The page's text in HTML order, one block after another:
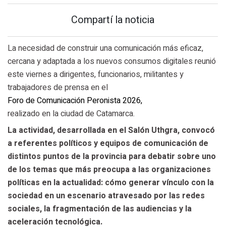
Compartí la noticia
La necesidad de construir una comunicación más eficaz,
cercana y adaptada a los nuevos consumos digitales reunió
este viernes a dirigentes, funcionarios, militantes y
trabajadores de prensa en el
Foro de Comunicación Peronista 2026,
realizado en la ciudad de Catamarca.
La actividad, desarrollada en el Salón Uthgra, convocó
a referentes políticos y equipos de comunicación de
distintos puntos de la provincia para debatir sobre uno
de los temas que más preocupa a las organizaciones
políticas en la actualidad: cómo generar vínculo con la
sociedad en un escenario atravesado por las redes
sociales, la fragmentación de las audiencias y la
aceleración tecnológica.